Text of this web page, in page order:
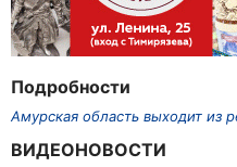
Подробности
Амурская область выходит из
ВИДЕОНОВОСТИ